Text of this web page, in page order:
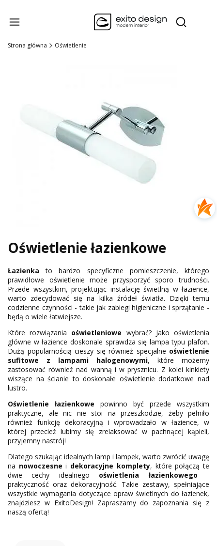
Otwórz
Strona główna Oświetlenie
Oświetlenie łazienkowe
Łazienka to bardzo specyficzne pomieszczenie, którego
prawidłowe oświetlenie może przysporzyć sporo trudności.
Przede wszystkim, projektując instalację świetlną w łazience,
warto zdecydować się na kilka źródeł światła. Dzięki temu
codzienne czynności - takie jak zabiegi higieniczne i sprzątanie -
będą o wiele łatwiejsze.
Które rozwiązania oświetleniowe wybrać? Jako oświetlenia
główne w łazience doskonale sprawdza się lampa typu plafon.
Dużą popularnością cieszy się również specjalne oświetlenie
sufitowe z lampami halogenowymi, które możemy
zastosować również nad wanną i w prysznicu. Z kolei kinkiety
wiszące na ścianie to doskonałe oświetlenie dodatkowe nad
lustro.
Oświetlenie łazienkowe powinno być przede wszystkim
praktyczne, ale nic nie stoi na przeszkodzie, żeby pełniło
również funkcję dekoracyjną i wprowadzało w łazience, w
której przecież lubimy się zrelaksować w pachnącej kąpieli,
przyjemny nastrój!
Dlatego szukając idealnych lamp i lampek, warto zwrócić uwagę
na nowoczesne i dekoracyjne komplety, które połączą te
dwie cechy idealnego oświetlenia łazienkowego -
praktyczność oraz dekoracyjność. Takie zestawy, spełniające
wszystkie wymagania dotyczące opraw świetlnych do łazienek,
znajdziesz w ExitoDesign! Zapraszamy do zapoznania się z
naszą ofertą!